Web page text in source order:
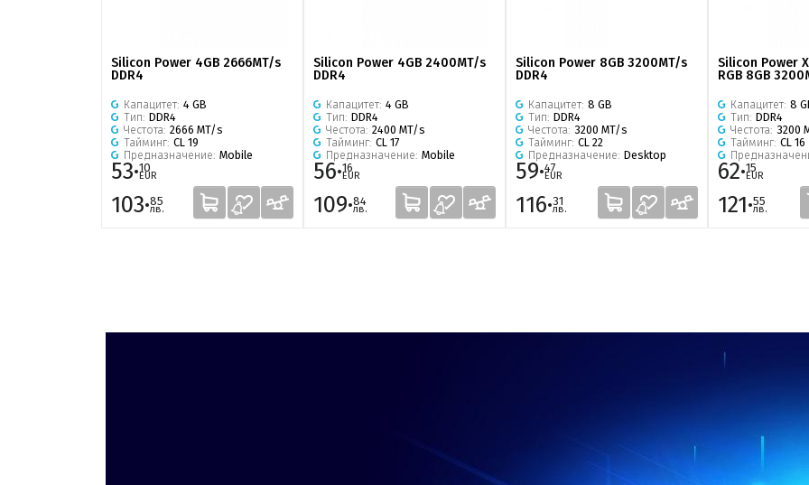
Silicon Power 4GB 2666MT/s
DDR4
Капацитет: 4 GB
Тип: DDR4
Честота: 2666 MT/s
Тайминг: CL 19
Предназначение: Mobile
53·10
EUR
103·85
лв.
Silicon Power 4GB 2400MT/s
DDR4
Капацитет: 4 GB
Тип: DDR4
Честота: 2400 MT/s
Тайминг: CL 17
Предназначение: Mobile
56·16
EUR
109·84
лв.
Silicon Power 8GB 3200MT/s
DDR4
Капацитет: 8 GB
Тип: DDR4
Честота: 3200 MT/s
Тайминг: CL 22
Предназначение: Desktop
59·47
EUR
116·31
лв.
Silicon Power
RGB 8GB
Капацитет: 8
Тип: DDR4
Честота: 3200
Тайминг: CL 16
62·15
EUR
121·55
лв.